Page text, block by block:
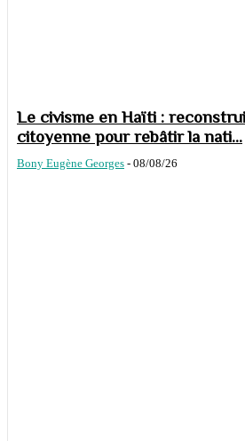
Le civisme en Haïti :
citoyenne pour rebâtir la nati...
Bony Eugène Georges - 08/08/26